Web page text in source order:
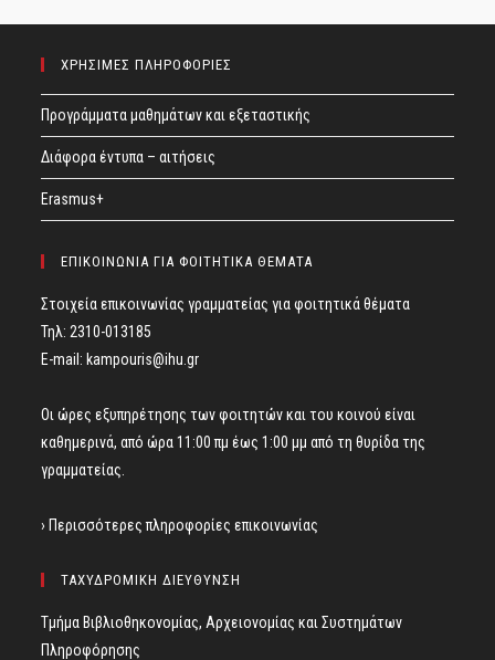
ΧΡΗΣΙΜΕΣ ΠΛΗΡΟΦΟΡΙΕΣ
Προγράμματα μαθημάτων και εξεταστικής
Διάφορα έντυπα – αιτήσεις
Erasmus+
ΕΠΙΚΟΙΝΩΝΙΑ ΓΙΑ ΦΟΙΤΗΤΙΚΑ ΘΕΜΑΤΑ
Στοιχεία επικοινωνίας γραμματείας για φοιτητικά θέματα
Τηλ: 2310-013185
E-mail: kampouris@ihu.gr
Οι ώρες εξυπηρέτησης των φοιτητών και του κοινού είναι
καθημερινά, από ώρα 11:00 πμ έως 1:00 μμ από τη θυρίδα της
γραμματείας.
› Περισσότερες πληροφορίες επικοινωνίας
ΤΑΧΥΔΡΟΜΙΚΗ ΔΙΕΥΘΥΝΣΗ
Τμήμα Βιβλιοθηκονομίας, Αρχειονομίας και Συστημάτων
Πληροφόρησης